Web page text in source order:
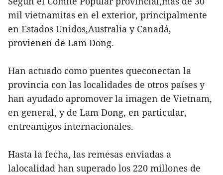
mil vietnamitas en el exterior, principalmente
en Estados Unidos,Australia y Canadá,
provienen de Lam Dong.
Han actuado como puentes queconectan la
provincia con las localidades de otros países y
han ayudado apromover la imagen de Vietnam,
en general, y de Lam Dong, en particular,
entreamigos internacionales.
Hasta la fecha, las remesas enviadas a
lalocalidad han superado los 220 millones de